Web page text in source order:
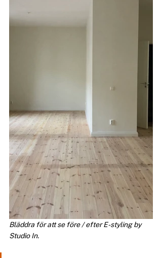
Bläddra för att se före / efter E-styling by
Studio In.